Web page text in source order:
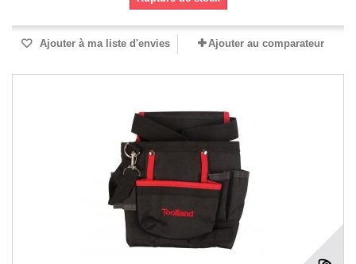
Ajouter à ma liste d'envies Ajouter au comparateur